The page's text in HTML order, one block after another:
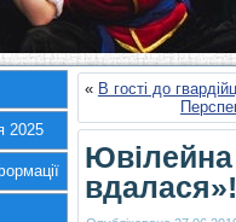
2025
« В гості до
Ювілейна
вдалася»!